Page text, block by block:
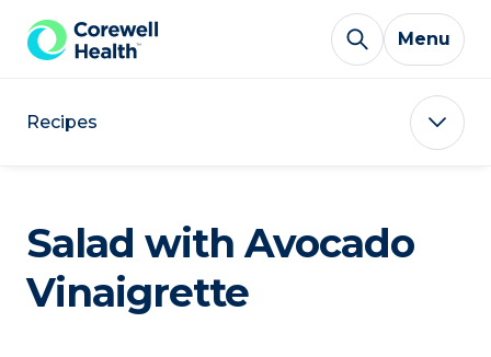
Skip to Content
Menu
Recipes
Salad with Avocado
Vinaigrette